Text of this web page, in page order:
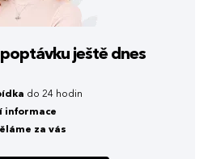
ještě dnes
do 24 hodin
informace
za vás